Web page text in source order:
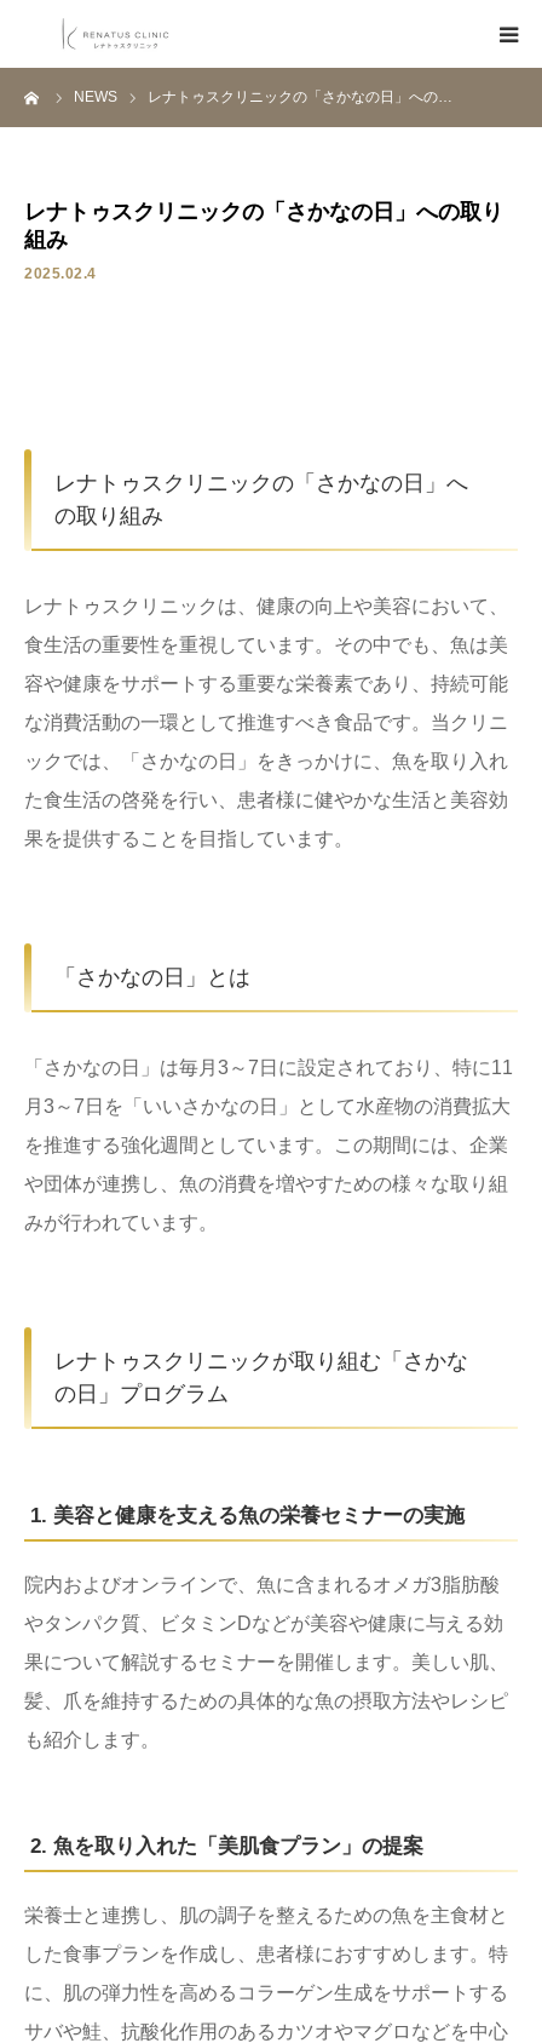
NEWS レナトゥスクリニックの「さかなの日」への…
レナトゥスクリニックの「さかなの日」への取り
組み
2025.02.4
レナトゥスクリニックの「さかなの日」へ
の取り組み
レナトゥスクリニックは、健康の向上や美容において、
食生活の重要性を重視しています。その中でも、魚は美
容や健康をサポートする重要な栄養素であり、持続可能
な消費活動の一環として推進すべき食品です。当クリニ
ックでは、「さかなの日」をきっかけに、魚を取り入れ
た食生活の啓発を行い、患者様に健やかな生活と美容効
果を提供することを目指しています。
「さかなの日」とは
「さかなの日」は毎月3～7日に設定されており、特に11
月3～7日を「いいさかなの日」として水産物の消費拡大
を推進する強化週間としています。この期間には、企業
や団体が連携し、魚の消費を増やすための様々な取り組
みが行われています。
レナトゥスクリニックが取り組む「さかな
の日」プログラム
1. 美容と健康を支える魚の栄養セミナーの実施
院内およびオンラインで、魚に含まれるオメガ3脂肪酸
やタンパク質、ビタミンDなどが美容や健康に与える効
果について解説するセミナーを開催します。美しい肌、
髪、爪を維持するための具体的な魚の摂取方法やレシピ
も紹介します。
2. 魚を取り入れた「美肌食プラン」の提案
栄養士と連携し、肌の調子を整えるための魚を主食材と
した食事プランを作成し、患者様におすすめします。特
に、肌の弾力性を高めるコラーゲン生成をサポートする
サバや鮭、抗酸化作用のあるカツオやマグロなどを中心
HOME
Q&A
相談